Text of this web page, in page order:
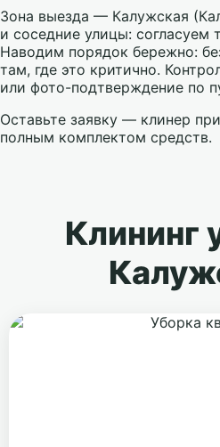
Зона выезда — Калужская
и соседние улицы: согласуем
Наводим порядок бережно:
там, где это критично.
или фото-подтверждение по
Оставьте заявку — клинер
полным комплектом средств.
Клининг